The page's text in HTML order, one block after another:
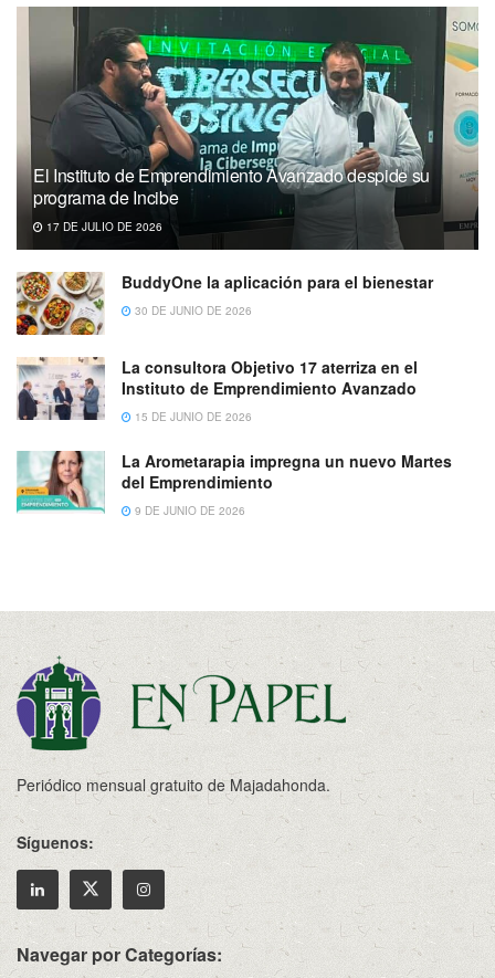
El Instituto de Emprendimiento Avanzado despide su
programa de Incibe
17 DE JULIO DE 2026
BuddyOne la aplicación para el bienestar
30 DE JUNIO DE 2026
La consultora Objetivo 17 aterriza en el
Instituto de Emprendimiento Avanzado
15 DE JUNIO DE 2026
La Arometarapia impregna un nuevo Martes
del Emprendimiento
9 DE JUNIO DE 2026
Periódico mensual gratuito de Majadahonda.
Síguenos:
Navegar por Categorías: